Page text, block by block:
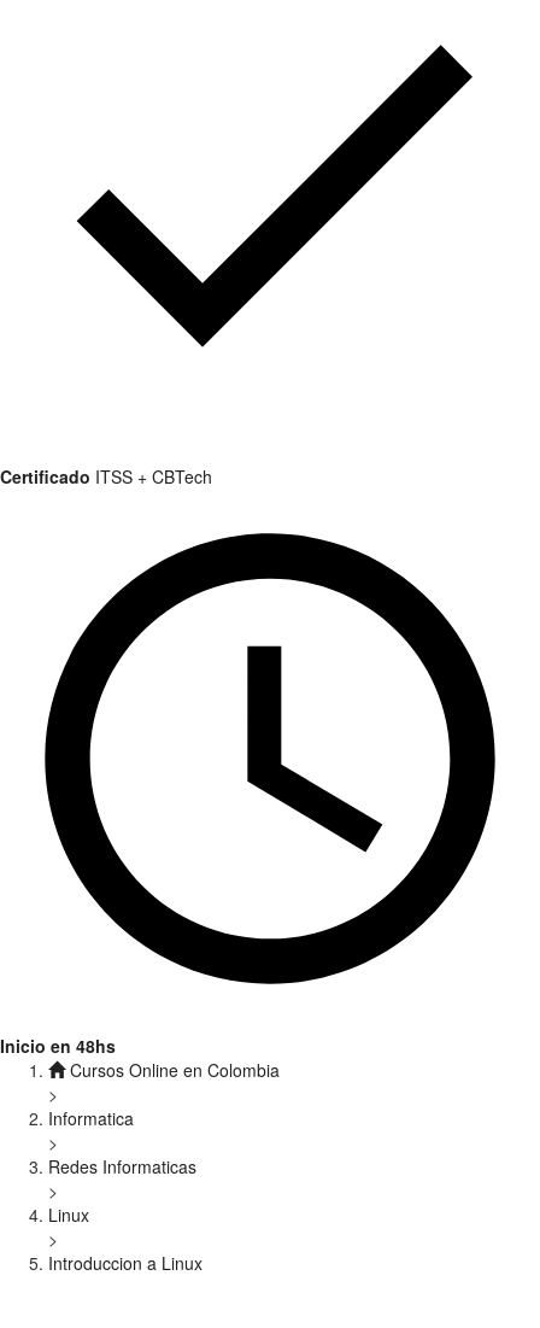
Certificado ITSS + CBTech
Inicio en 48hs
Cursos Online en Colombia
>
Informatica
>
Redes Informaticas
>
Linux
>
Introduccion a Linux